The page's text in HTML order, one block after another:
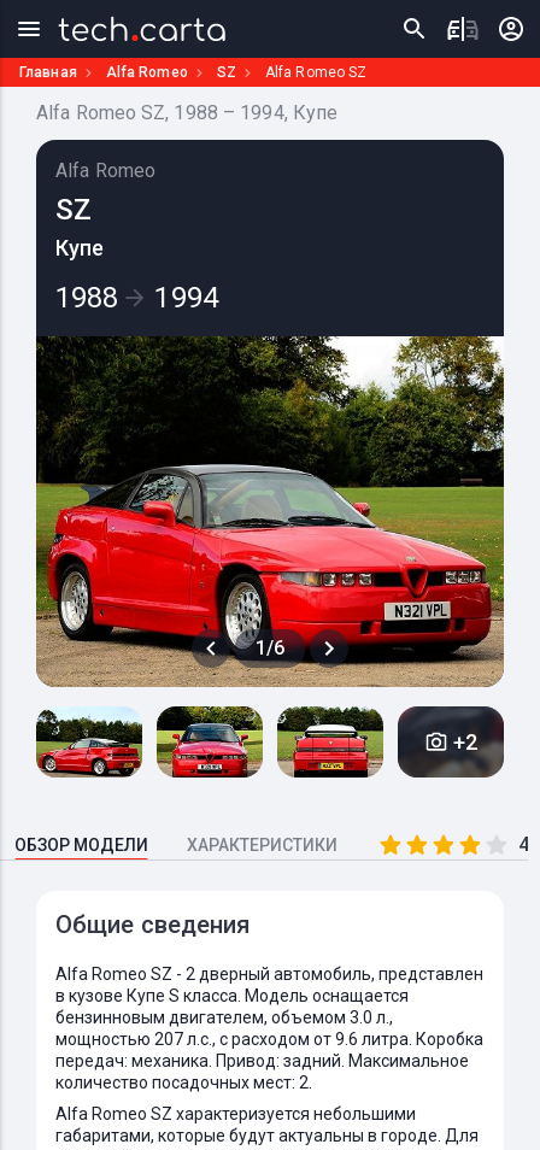
Главная Alfa Romeo SZ Alfa Romeo SZ
Alfa Romeo SZ, 1988 – 1994, Купе
Alfa Romeo
SZ
Купе
1988 1994
1/6
+2
ОБЗОР МОДЕЛИ ХАРАКТЕРИСТИКИ
Общие сведения
Alfa Romeo SZ - 2 дверный автомобиль, представлен
в кузове Купе S класса. Модель оснащается
бензинновым двигателем, объемом 3.0 л.,
мощностью 207 л.с., с расходом от 9.6 литра. Коробка
передач: механика. Привод: задний. Максимальное
количество посадочных мест: 2.
Alfa Romeo SZ характеризуется небольшими
габаритами, которые будут актуальны в городе. Для